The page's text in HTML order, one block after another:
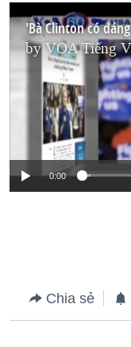
'Bà Clinton có
byVOA Tiếng
No media
0:00
Chia sẻ